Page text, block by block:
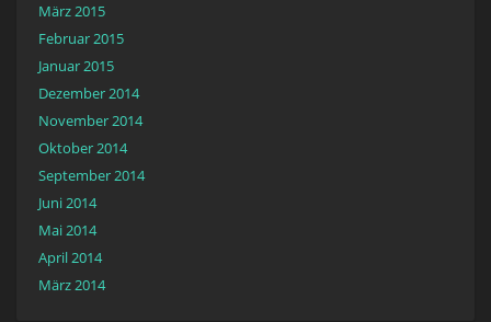
März 2015
Februar 2015
Januar 2015
Dezember 2014
November 2014
Oktober 2014
September 2014
Juni 2014
Mai 2014
April 2014
März 2014